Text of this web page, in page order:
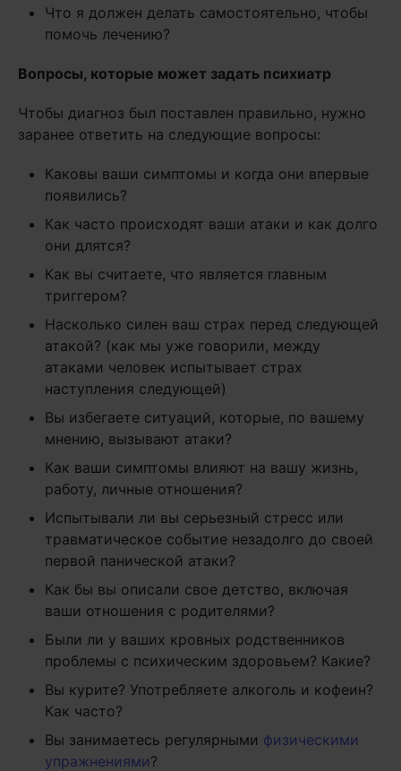
Что я должен делать самостоятельно, чтобы
помочь лечению?
Вопросы, которые может задать психиатр
Чтобы диагноз был поставлен правильно, нужно
заранее ответить на следующие вопросы:
Каковы ваши симптомы и когда они впервые
появились?
Как часто происходят ваши атаки и как долго
они длятся?
Как вы считаете, что является главным
триггером?
Насколько силен ваш страх перед следующей
атакой? (как мы уже говорили, между
атаками человек испытывает страх
наступления следующей)
Вы избегаете ситуаций, которые, по вашему
мнению, вызывают атаки?
Как ваши симптомы влияют на вашу жизнь,
работу, личные отношения?
Испытывали ли вы серьезный стресс или
травматическое событие незадолго до своей
первой панической атаки?
Как бы вы описали свое детство, включая
ваши отношения с родителями?
Были ли у ваших кровных родственников
проблемы с психическим здоровьем? Какие?
Вы курите? Употребляете алкоголь и кофеин?
Как часто?
Вы занимаетесь регулярными физическими
упражнениями?